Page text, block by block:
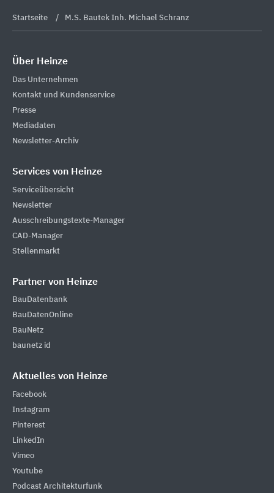
Startseite M.S. Bautek Inh. Michael Schranz
Über Heinze
Das Unternehmen
Kontakt und Kundenservice
Presse
Mediadaten
Newsletter-Archiv
Services von Heinze
Serviceübersicht
Newsletter
Ausschreibungstexte-Manager
CAD-Manager
Stellenmarkt
Partner von Heinze
BauDatenbank
BauDatenOnline
BauNetz
baunetz id
Aktuelles von Heinze
Facebook
Instagram
Pinterest
LinkedIn
Vimeo
Youtube
Podcast Architekturfunk